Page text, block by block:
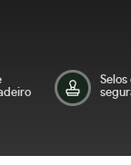
Selos